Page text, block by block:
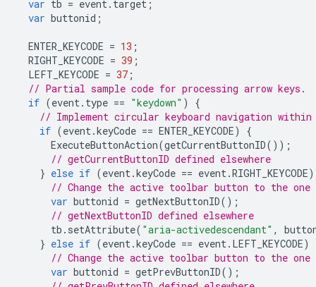
var tb = event . target ;
var buttonid ;
ENTER_KEYCODE = 13 ;
RIGHT_KEYCODE = 39 ;
LEFT_KEYCODE = 37 ;
// Partial sample code for processing arrow keys.
if (event . type == "keydown" )
{
// Implement circular keyboard navigation
if (event .keyCode == ENTER_KEYCODE)
{
ExecuteButtonAction(getCurrentButtonID());
// getCurrentButtonID defined elsewhere
} else if (event .keyCode == event .RIGHT_KEYCODE)
// Change the active toolbar button to the
var buttonid = getNextButtonID();
// getNextButtonID defined elsewhere
tb . setAttribute( "aria-activedescendant" ,
} else if (event .keyCode == event . LEFT_KEYCODE)
// Change the active toolbar button to the
var buttonid = getPrevButtonID();